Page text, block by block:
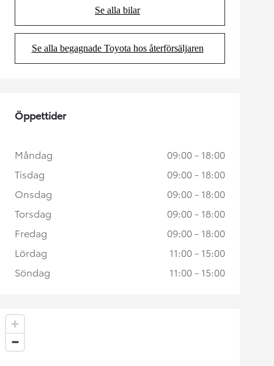
Se alla bilar
(Opens in new tab)
Se alla begagnade Toyota hos återförsäljaren
(Opens in new tab)
Öppettider
Måndag
09:00 - 18:00
Tisdag
09:00 - 18:00
Onsdag
09:00 - 18:00
Torsdag
09:00 - 18:00
Fredag
09:00 - 18:00
Lördag
11:00 - 15:00
Söndag
11:00 - 15:00